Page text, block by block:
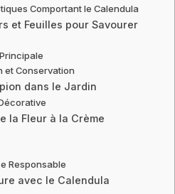
Comportant le Calendula
et Feuilles pour Savourer
et Conservation
dans le Jardin
la Fleur à la Crème
Responsable
avec le Calendula